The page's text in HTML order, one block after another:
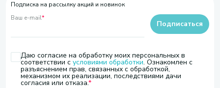
Подписка на рассылку акций и новинок
Ваш e-mail*
Даю согласие на обработку моих персональных в
соответствии с условиями обработки. Ознакомлен с
разъяснением прав, связанных с обработкой,
механизмом их реализации, последствиями дачи
согласия или отказа.
Подписаться